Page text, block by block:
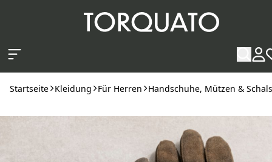
Startseite Kleidung Für Herren Handschuhe, Mützen & Schals